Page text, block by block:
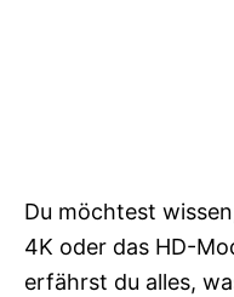
Du möchtest
4K oder das HD-
erfährst du alles,